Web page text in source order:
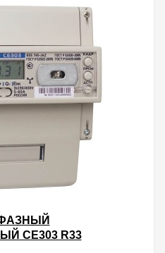
CE303 R33